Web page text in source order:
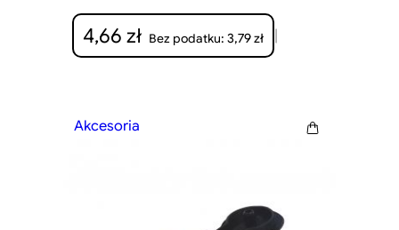
4,66 zł Bez podatku: 3,79zł |
Akcesoria